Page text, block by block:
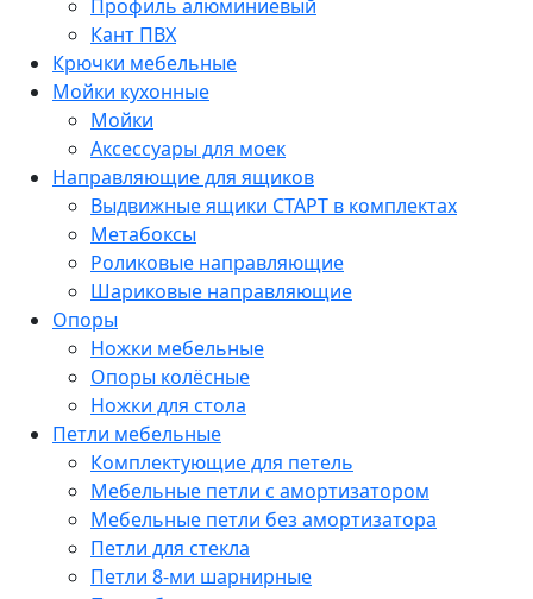
Профиль алюминиевый
Кант ПВХ
Крючки мебельные
Мойки кухонные
Мойки
Аксессуары для моек
Направляющие для ящиков
Выдвижные ящики СТАРТ в комплектах
Метабоксы
Роликовые направляющие
Шариковые направляющие
Опоры
Ножки мебельные
Опоры колёсные
Ножки для стола
Петли мебельные
Комплектующие для петель
Мебельные петли с амортизатором
Мебельные петли без амортизатора
Петли для стекла
Петли 8-ми шарнирные